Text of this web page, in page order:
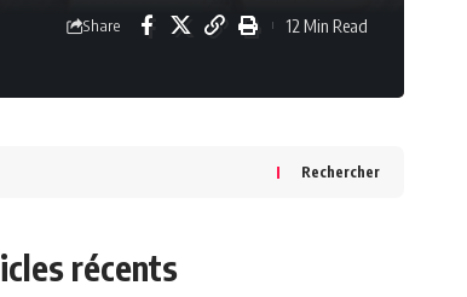
Share 12 Min Read
Rechercher
récents